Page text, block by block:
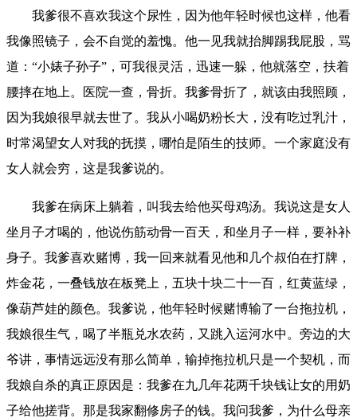
我爹很不喜欢我这个尿性，因为他年轻时候也这样，他看
我像照镜子，会不自觉的羞愧。他一见我就抬脚踢我屁股，骂
道：“小婊子孙子”，可我很灵活，迅速一躲，他就落空，扶着
腰摔在地上。医院一查，骨折。我爹骨折了，就该由我照顾，
因为我娘很早就去世了。我从小喝奶粉长大，没有吃过乳汁，
时常渴望女人对我的抚摸，哪怕是陌生的技师。一个家庭没有
女人就会穷，这是我爹说的。
我爹在病床上躺着，叫我去给他买母鸡汤。我说这是女人
坐月子才喝的，他说伤筋动骨一百天，和坐月子一样，要补补
身子。我爹喜欢赌博，我一回来就看见他和几个叔伯在打牌，
炸金花，一叠钱放在板凳上，五块十块二十一百，红黄蓝绿，
像葫芦娃的颜色。我爹说，他年轻时候赌博输了一台拖拉机，
我娘很生气，喝了半瓶兑水农药，又跳入运河水中。旁边的大
爷讲，事情远远没有那么简单，输掉拖拉机只是一个契机，而
我娘自杀的真正原因是：我爹在九几年花两千块钱让女的用奶
子给他搓背。那是我家翻修房子的钱。我问我爹，为什么母亲